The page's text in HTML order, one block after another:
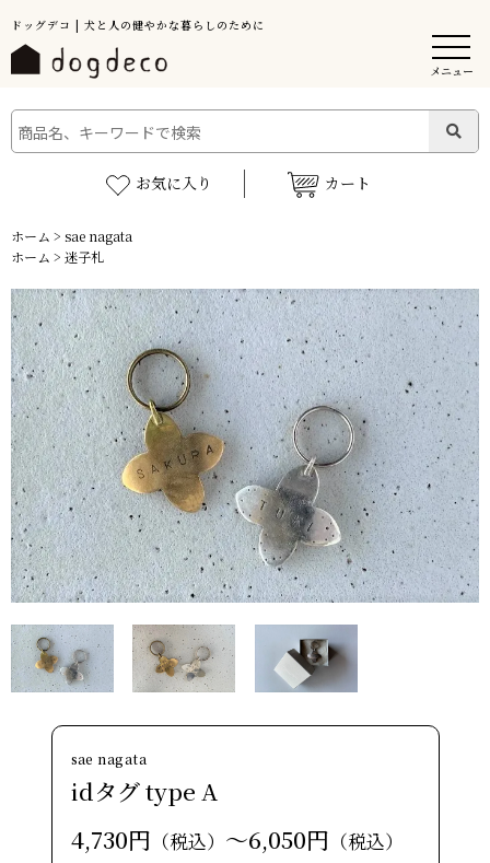
ドッグデコ | 犬と人の健やかな暮らしのために
メニュー
お気に入り カート
ホーム > sae nagata
ホーム > 迷子札
sae nagata
idタグ type A
4,730円 （税込） ～6,050円 （税込）